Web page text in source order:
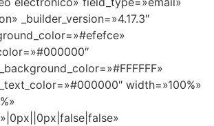
_builder_version=»4.17.3″
width=»100%»